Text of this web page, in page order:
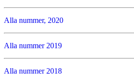
Alla nummer, 2020
Alla nummer 2019
Alla nummer 2018